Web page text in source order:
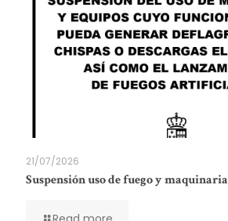
21/07/2026
Suspensión uso de fuego y maquinaria